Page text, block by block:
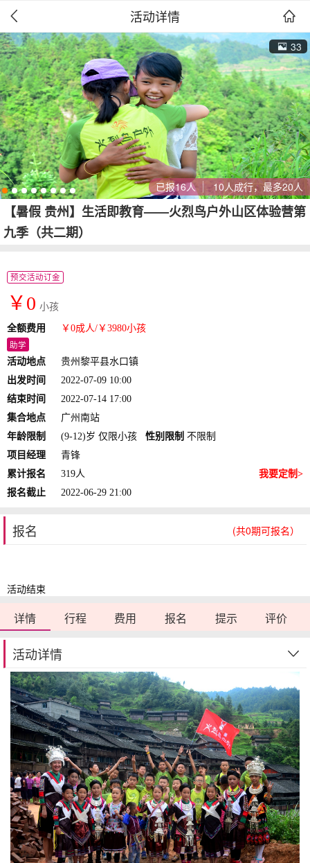
 活动详情 
已报16人 10人成行，最多20人
33
【暑假 贵州】生活即教育——火烈鸟户外山区体验营第
九季（共二期）
预交活动订金
￥0 小孩
全额费用 ￥0成人/￥3980小孩
助学
活动地点
贵州黎平县水口镇
出发时间
2022-07-09 10:00
结束时间
2022-07-14 17:00
集合地点
广州南站
年龄限制
(9-12)岁 仅限小孩 性别限制 不限制
项目经理
青锋
累计报名
319人
我要定制>
报名截止
2022-06-29 21:00
报名 (共0期可报名）
活动结束
详情 行程 费用 报名 提示 评价
活动详情